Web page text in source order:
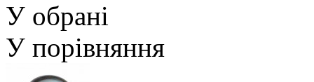
У обрані
У порівняння